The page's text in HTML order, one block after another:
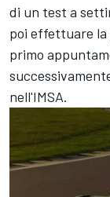
di un test a
poi effettuare la
primo
nell'IMSA.